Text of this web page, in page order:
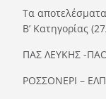
Τα
Β’ Κατηγορίας
ΠΑΣ ΛΕΥΚΗΣ -
ΡΟΣΣΟΝΕΡΙ –